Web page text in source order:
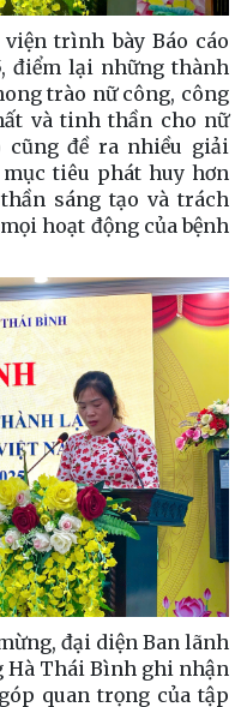
trình bày Báo cáo
điểm lại những thành
trào nữ công, công
và tinh thần cho nữ
cũng đề ra nhiều giải
tiêu phát huy hơn
sáng tạo và trách
hoạt động của bệnh
đại diện Ban lãnh
Hà Thái Bình ghi nhận
quan trọng của tập